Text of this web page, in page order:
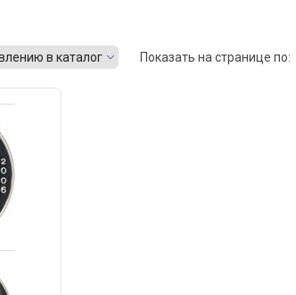
в каталог Показать на странице по: